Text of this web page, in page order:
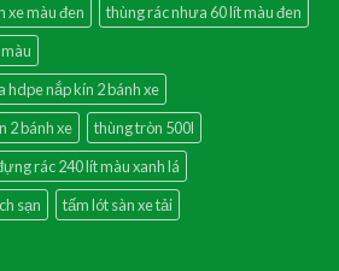
xe màu đen
thùng rác nhưa 60 lít màu đen
nắp kín 2 bánh xe
2 bánh xe
thùng tròn 500l
rác 240 lít màu xanh lá
sạn
tấm lót sàn xe tải